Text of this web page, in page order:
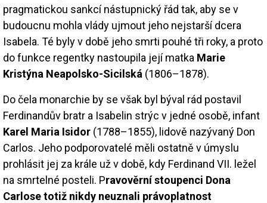
pragmatickou sankcí nástupnický řád tak, aby se v
budoucnu mohla vlády ujmout jeho nejstarší dcera
Isabela. Té byly v době jeho smrti pouhé tři roky, a proto
do funkce regentky nastoupila její matka Marie
Kristýna Neapolsko-Sicilská (1806–1878).
Do čela monarchie by se však byl býval rád postavil
Ferdinandův bratr a Isabelin strýc v jedné osobě, infant
Karel Maria Isidor (1788–1855), lidově nazývaný Don
Carlos. Jeho podporovatelé měli ostatně v úmyslu
prohlásit jej za krále už v době, kdy Ferdinand VII. ležel
na smrtelné posteli. Pravověrní stoupenci Dona
Carlose totiž nikdy neuznali právoplatnost